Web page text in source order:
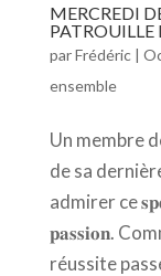
MERCREDI
PATROUILLE
parFrédéric|
ensemble
Un membre
de sa
admirer ce
𝐩𝐚𝐬𝐬𝐢𝐨𝐧.
réussite